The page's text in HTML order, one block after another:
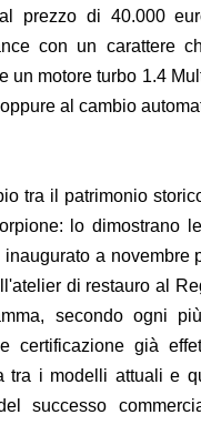
prezzo di 40.000
con un carattere
un motore turbo 1.4
al cambio
tra il patrimonio
lo dimostrano
inaugurato a novembre
di restauro al
secondo ogni
certificazione già
tra i modelli attuali e
successo